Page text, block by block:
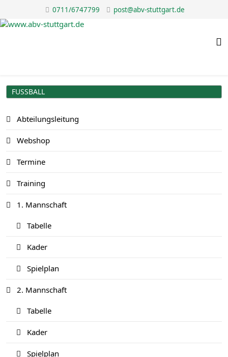
0711/6747799 post@abv-stuttgart.de
FUSSBALL
Abteilungsleitung
Webshop
Termine
Training
1. Mannschaft
Tabelle
Kader
Spielplan
2. Mannschaft
Tabelle
Kader
Spielplan